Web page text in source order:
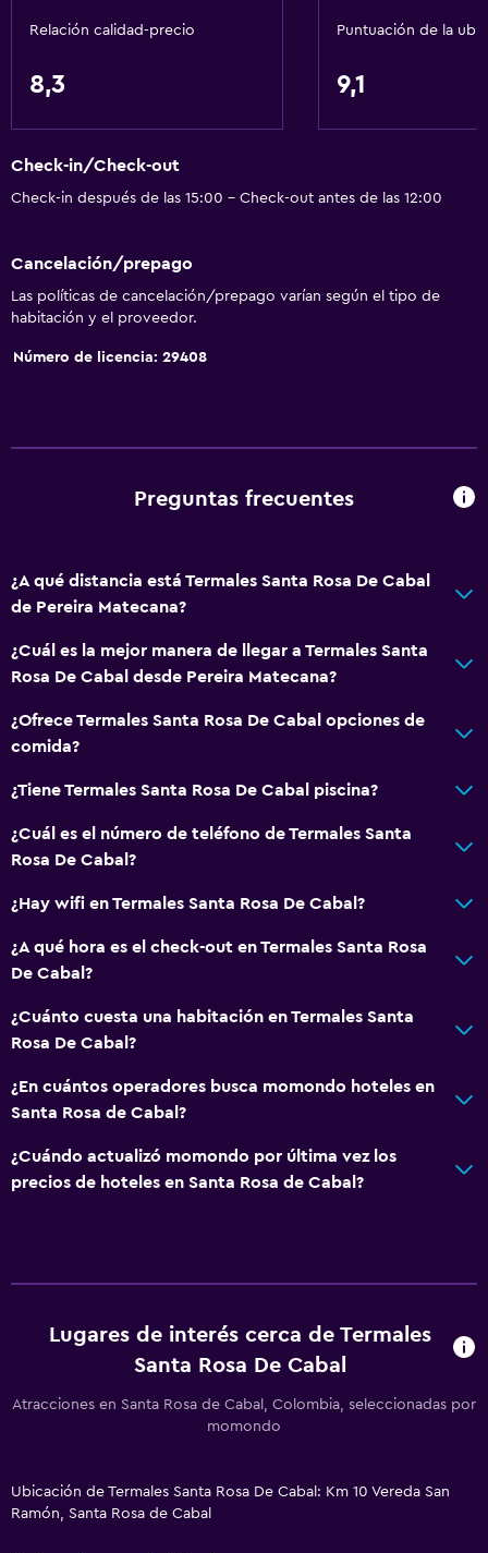
Relación calidad-precio
8,3
Puntuación de la
9,1
Check-in/Check-out
Check-in después de las 15:00 - Check-out antes de las 12:00
Cancelación/prepago
Las políticas de cancelación/prepago varían según el tipo de
habitación y el proveedor.
Número de licencia: 29408
Preguntas frecuentes
¿A qué distancia está Termales Santa Rosa De Cabal
de Pereira Matecana?
¿Cuál es la mejor manera de llegar a Termales Santa
Rosa De Cabal desde Pereira Matecana?
¿Ofrece Termales Santa Rosa De Cabal opciones de
comida?
¿Tiene Termales Santa Rosa De Cabal piscina?
¿Cuál es el número de teléfono de Termales Santa
Rosa De Cabal?
¿Hay wifi en Termales Santa Rosa De Cabal?
¿A qué hora es el check-out en Termales Santa Rosa
De Cabal?
¿Cuánto cuesta una habitación en Termales Santa
Rosa De Cabal?
¿En cuántos operadores busca momondo hoteles en
Santa Rosa de Cabal?
¿Cuándo actualizó momondo por última vez los
precios de hoteles en Santa Rosa de Cabal?
Lugares de interés cerca de Termales
Santa Rosa De Cabal
Atracciones en Santa Rosa de Cabal, Colombia, seleccionadas por
momondo
Ubicación de Termales Santa Rosa De Cabal: Km 10 Vereda San
Ramón, Santa Rosa de Cabal